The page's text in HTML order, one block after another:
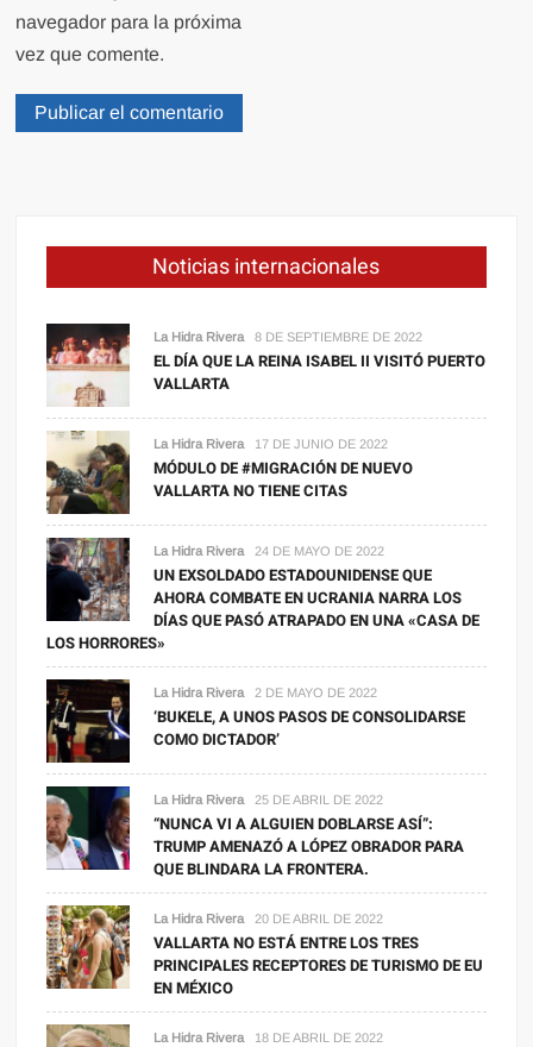
navegador para la próxima
vez que comente.
Noticias internacionales
La Hidra Rivera 8 DE SEPTIEMBRE DE 2022
EL DÍA QUE LA REINA ISABEL II VISITÓ PUERTO
VALLARTA
La Hidra Rivera 17 DE JUNIO DE 2022
MÓDULO DE #MIGRACIÓN DE NUEVO
VALLARTA NO TIENE CITAS
La Hidra Rivera 24 DE MAYO DE 2022
UN EXSOLDADO ESTADOUNIDENSE QUE
AHORA COMBATE EN UCRANIA NARRA LOS
DÍAS QUE PASÓ ATRAPADO EN UNA «CASA DE
LOS HORRORES»
La Hidra Rivera 2 DE MAYO DE 2022
‘BUKELE, A UNOS PASOS DE CONSOLIDARSE
COMO DICTADOR’
La Hidra Rivera 25 DE ABRIL DE 2022
“NUNCA VI A ALGUIEN DOBLARSE ASÍ”:
TRUMP AMENAZÓ A LÓPEZ OBRADOR PARA
QUE BLINDARA LA FRONTERA.
La Hidra Rivera 20 DE ABRIL DE 2022
VALLARTA NO ESTÁ ENTRE LOS TRES
PRINCIPALES RECEPTORES DE TURISMO DE EU
EN MÉXICO
La Hidra Rivera 18 DE ABRIL DE 2022